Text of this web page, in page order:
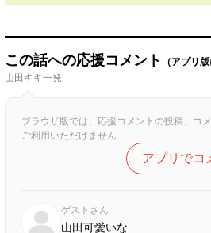
この話への応援コメント
（アプリ
山田キキ一発
ブラウザ版では、応援コメントの投稿、コ
ご利用いただけません
アプリでコ
ゲストさん
山田可愛いな